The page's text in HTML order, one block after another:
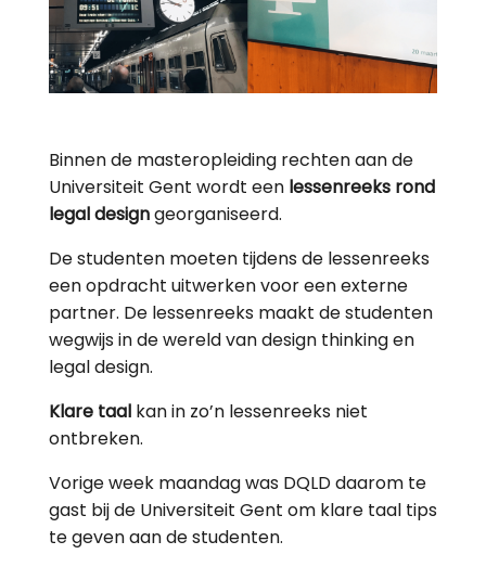
Binnen de masteropleiding rechten aan de
Universiteit Gent wordt eenlessenreeks rond
legal designgeorganiseerd.
De studenten moeten tijdens de lessenreeks
een opdracht uitwerken voor een externe
partner. De lessenreeks maakt de studenten
wegwijs in de wereld van design thinking en
legal design.
Klare taalkan in zo’n lessenreeks niet
ontbreken.
Vorige week maandag was DQLD daarom te
gast bij de Universiteit Gent om klare taal tips
te geven aan de studenten.